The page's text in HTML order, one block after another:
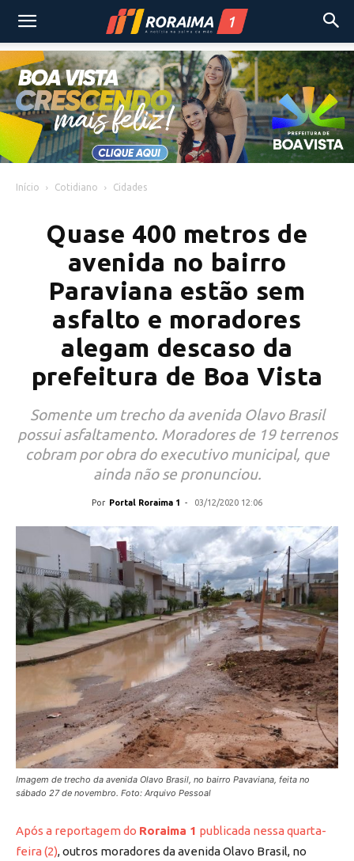
Início Cotidiano Cidades
Quase 400 metros de
avenida no bairro
Paraviana estão sem
asfalto e moradores
alegam descaso da
prefeitura de Boa Vista
Somente um trecho da avenida Olavo Brasil
possui asfaltamento. Moradores de 19 terrenos
cobram por obra do executivo municipal, que
ainda não se pronunciou.
Por Portal Roraima 1 - 03/12/2020 12:06
Imagem de trecho da avenida Olavo Brasil, no bairro Pavaviana, feita no
sábado 27 de novembro. Foto: Arquivo Pessoal
Após a reportagem do Roraima 1 publicada nessa quarta-
feira (2), outros moradores da avenida Olavo Brasil, no